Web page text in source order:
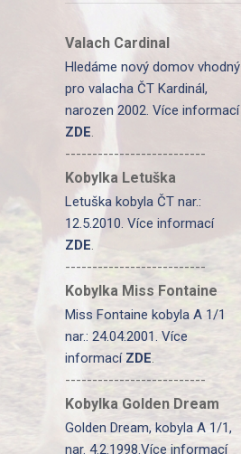
Valach Cardinal
Hledáme nový domov vhodný
pro valacha ČT Kardinál,
narozen 2002. Více informací
ZDE.
--------------------------
Kobylka Letuška
Letuška kobyla ČT nar.:
12.5.2010. Více informací
ZDE.
--------------------------
Kobylka Miss Fontaine
Miss Fontaine kobyla A 1/1
nar.: 24.04.2001. Více
informací ZDE.
--------------------------
Kobylka Golden Dream
Golden Dream, kobyla A 1/1,
nar. 4.2.1998.Více informací